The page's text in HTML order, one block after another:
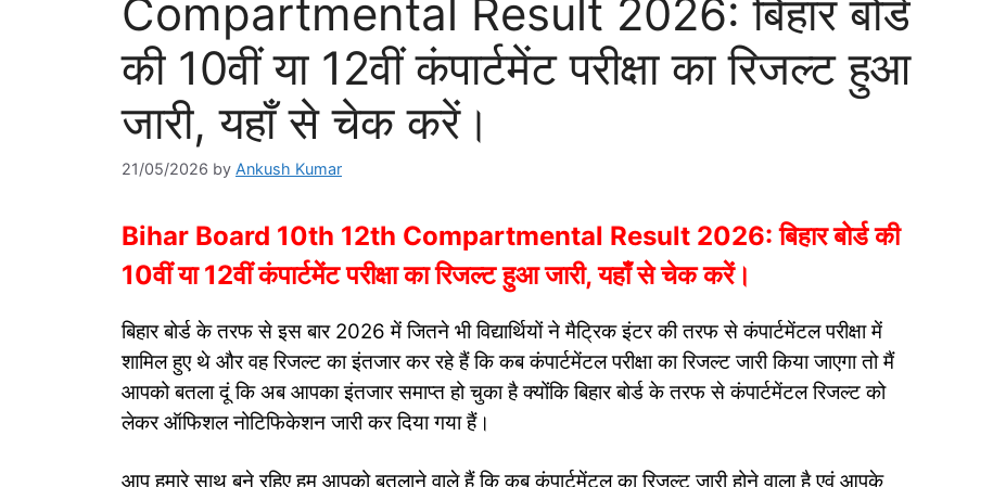
Compartmental Result 2026: बिहार बोर्ड
की 10वीं या 12वीं कंपार्टमेंट परीक्षा का रिजल्ट हुआ
जारी, यहाँ से चेक करें।
21/05/2026 by Ankush Kumar
Bihar Board 10th 12th Compartmental Result 2026: बिहार बोर्ड की
10वीं या 12वीं कंपार्टमेंट परीक्षा का रिजल्ट हुआ जारी, यहाँ से चेक करें।
बिहार बोर्ड के तरफ से इस बार 2026 में जितने भी विद्यार्थियों ने मैट्रिक इंटर की तरफ से कंपार्टमेंटल परीक्षा में
शामिल हुए थे और वह रिजल्ट का इंतजार कर रहे हैं कि कब कंपार्टमेंटल परीक्षा का रिजल्ट जारी किया जाएगा तो मैं
आपको बतला दूं कि अब आपका इंतजार समाप्त हो चुका है क्योंकि बिहार बोर्ड के तरफ से कंपार्टमेंटल रिजल्ट को
लेकर ऑफिशल नोटिफिकेशन जारी कर दिया गया हैं।
आप हमारे साथ बने रहिए हम आपको बतलाने वाले हैं कि कब कंपार्टमेंटल का रिजल्ट जारी होने वाला है एवं आपके